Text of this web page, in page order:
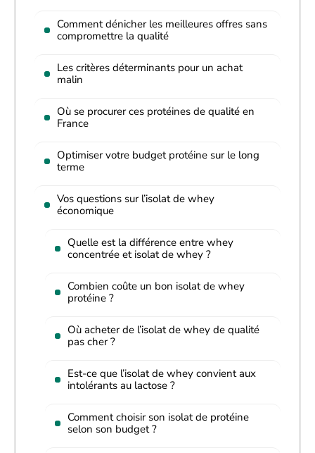
Comment dénicher les meilleures offres sans
compromettre la qualité
Les critères déterminants pour un achat
malin
Où se procurer ces protéines de qualité en
France
Optimiser votre budget protéine sur le long
terme
Vos questions sur l’isolat de whey
économique
Quelle est la différence entre whey
concentrée et isolat de whey ?
Combien coûte un bon isolat de whey
protéine ?
Où acheter de l’isolat de whey de qualité
pas cher ?
Est-ce que l’isolat de whey convient aux
intolérants au lactose ?
Comment choisir son isolat de protéine
selon son budget ?